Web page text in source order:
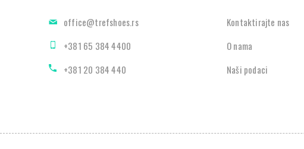
office@trefshoes.rs
+381 65 384 4400
+381 20 384 440
Kontaktirajte nas
O nama
Naši podaci